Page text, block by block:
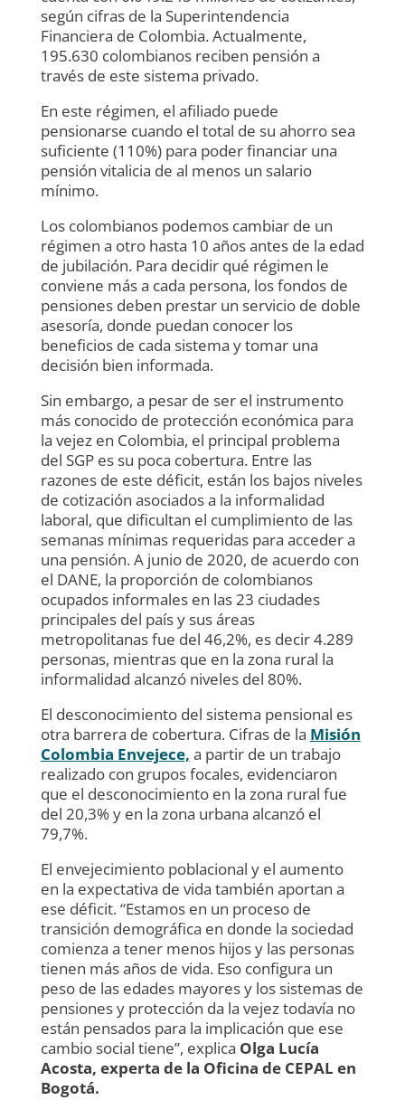
según cifras de la Superintendencia
Financiera de Colombia. Actualmente,
195.630 colombianos reciben pensión a
través de este sistema privado.
En este régimen, el afiliado puede
pensionarse cuando el total de su ahorro sea
suficiente (110%) para poder financiar una
pensión vitalicia de al menos un salario
mínimo.
Los colombianos podemos cambiar de un
régimen a otro hasta 10 años antes de la edad
de jubilación. Para decidir qué régimen le
conviene más a cada persona, los fondos de
pensiones deben prestar un servicio de doble
asesoría, donde puedan conocer los
beneficios de cada sistema y tomar una
decisión bien informada.
Sin embargo, a pesar de ser el instrumento
más conocido de protección económica para
la vejez en Colombia, el principal problema
del SGP es su poca cobertura. Entre las
razones de este déficit, están los bajos niveles
de cotización asociados a la informalidad
laboral, que dificultan el cumplimiento de las
semanas mínimas requeridas para acceder a
una pensión. A junio de 2020, de acuerdo con
el DANE, la proporción de colombianos
ocupados informales en las 23 ciudades
principales del país y sus áreas
metropolitanas fue del 46,2%, es decir 4.289
personas, mientras que en la zona rural la
informalidad alcanzó niveles del 80%.
El desconocimiento del sistema pensional es
otra barrera de cobertura. Cifras de la Misión
Colombia Envejece, a partir de un trabajo
realizado con grupos focales, evidenciaron
que el desconocimiento en la zona rural fue
del 20,3% y en la zona urbana alcanzó el
79,7%.
El envejecimiento poblacional y el aumento
en la expectativa de vida también aportan a
ese déficit. “Estamos en un proceso de
transición demográfica en donde la sociedad
comienza a tener menos hijos y las personas
tienen más años de vida. Eso configura un
peso de las edades mayores y los sistemas de
pensiones y protección da la vejez todavía no
están pensados para la implicación que ese
cambio social tiene”, explica Olga Lucía
Acosta, experta de la Oficina de CEPAL en
Bogotá.